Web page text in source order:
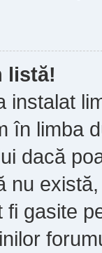
listă!
instalat
în limba
dacă
nu
fi gasite